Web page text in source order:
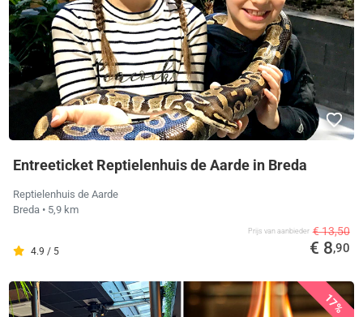
Entreeticket Reptielenhuis de Aarde in Breda
Reptielenhuis de Aarde
Breda • 5,9 km
4.9 / 5
Prijs van aanbieder € 13,50
€ 8,90
17%